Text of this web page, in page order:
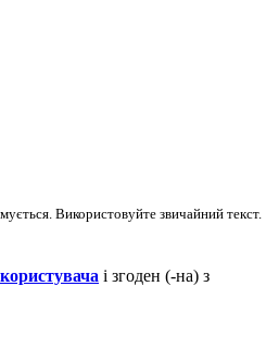
Використовуйте звичайний текст.
і згоден (-на) з